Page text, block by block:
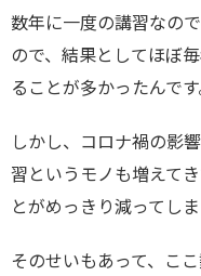
数年に一度の講習なの
ので、結果としてほぼ
ることが多かったんです
しかし、コロナ禍の影
習というモノも増えて
とがめっきり減ってしま
そのせいもあって、こ